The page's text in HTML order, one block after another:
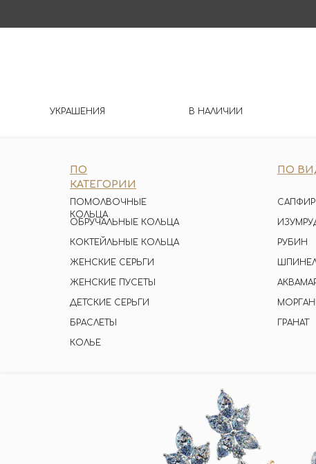
УКРАШЕНИЯ В НАЛИЧИИ
ПО
КАТЕГОРИИ
ПОМОЛВОЧНЫЕ
КОЛЬЦА
ОБРУЧАЛЬНЫЕ КОЛЬЦА
ЖЕНСКИЕ СЕРЬГИ
КОКТЕЙЛЬНЫЕ КОЛЬЦА
ЖЕНСКИЕ ПУСЕТЫ
ДЕТСКИЕ СЕРЬГИ
БРАСЛЕТЫ
КОЛЬЕ
ПО
САПФИР
РУБИН
ГРАНАТ